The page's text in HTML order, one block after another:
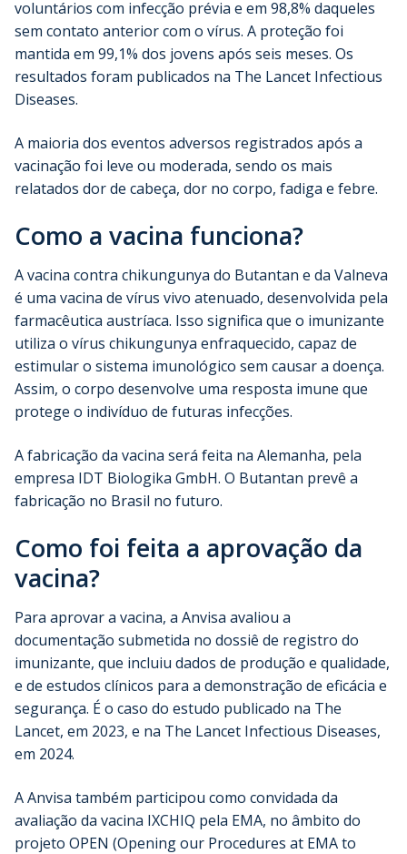
voluntários com infecção prévia e em 98,8% daqueles
sem contato anterior com o vírus. A proteção foi
mantida em 99,1% dos jovens após seis meses. Os
resultados foram publicados na The Lancet Infectious
Diseases.
A maioria dos eventos adversos registrados após a
vacinação foi leve ou moderada, sendo os mais
relatados dor de cabeça, dor no corpo, fadiga e febre.
Como a vacina funciona?
A vacina contra chikungunya do Butantan e da Valneva
é uma vacina de vírus vivo atenuado, desenvolvida pela
farmacêutica austríaca. Isso significa que o imunizante
utiliza o vírus chikungunya enfraquecido, capaz de
estimular o sistema imunológico sem causar a doença.
Assim, o corpo desenvolve uma resposta imune que
protege o indivíduo de futuras infecções.
A fabricação da vacina será feita na Alemanha, pela
empresa IDT Biologika GmbH. O Butantan prevê a
fabricação no Brasil no futuro.
Como foi feita a aprovação da
vacina?
Para aprovar a vacina, a Anvisa avaliou a
documentação submetida no dossiê de registro do
imunizante, que incluiu dados de produção e qualidade,
e de estudos clínicos para a demonstração de eficácia e
segurança. É o caso do estudo publicado na The
Lancet, em 2023, e na The Lancet Infectious Diseases,
em 2024.
A Anvisa também participou como convidada da
avaliação da vacina IXCHIQ pela EMA, no âmbito do
projeto OPEN (Opening our Procedures at EMA to